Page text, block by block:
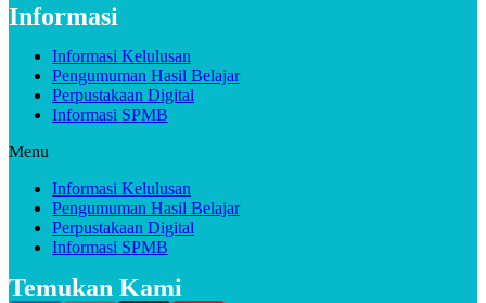
Informasi
Informasi Kelulusan
Pengumuman Hasil Belajar
Perpustakaan Digital
Informasi SPMB
Menu
Informasi Kelulusan
Pengumuman Hasil Belajar
Perpustakaan Digital
Informasi SPMB
Temukan Kami